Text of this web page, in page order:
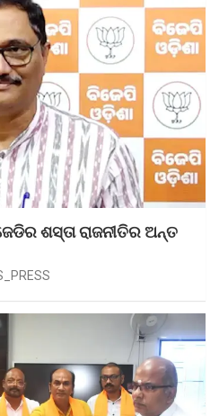
ଶସ୍ତା ରାଜନୀତିର ଅନ୍ତ